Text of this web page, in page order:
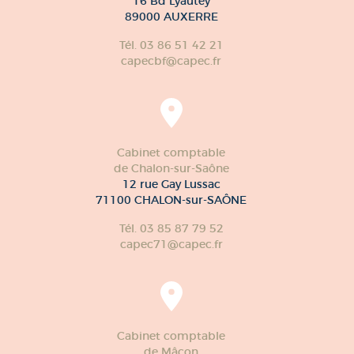
89000 AUXERRE
Tél. 03 86 51 42 21
capecbf@capec.fr
Cabinet comptable
de Chalon-sur-Saône
12 rue Gay Lussac
71100 CHALON-sur-SAÔNE
Tél. 03 85 87 79 52
capec71@capec.fr
Cabinet comptable